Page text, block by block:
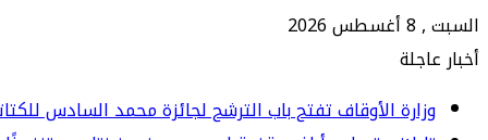
السبت , 8 أغسطس 2026
أخبار عاجلة
وزارة الأوقاف تفتح باب الترشح لجائزة محمد السادس